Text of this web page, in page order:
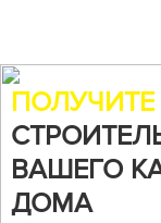
ПОЛУЧИТЕ
ВАШЕГО
ДОМА